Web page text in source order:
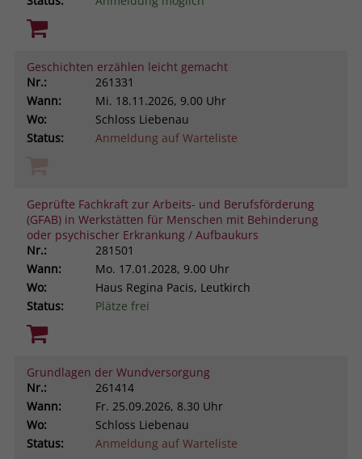
Geschichten erzählen leicht gemacht
Nr.:
261331
Wann:
Mi. 18.11.2026, 9.00 Uhr
Wo:
Schloss Liebenau
Status:
Anmeldung auf Warteliste
Geprüfte Fachkraft zur Arbeits- und Berufsförderung
(GFAB) in Werkstätten für Menschen mit Behinderung
oder psychischer Erkrankung / Aufbaukurs
Nr.:
281501
Wann:
Mo. 17.01.2028, 9.00 Uhr
Wo:
Haus Regina Pacis, Leutkirch
Status:
Plätze frei
Grundlagen der Wundversorgung
Nr.:
261414
Wann:
Fr. 25.09.2026, 8.30 Uhr
Wo:
Schloss Liebenau
Status:
Anmeldung auf Warteliste